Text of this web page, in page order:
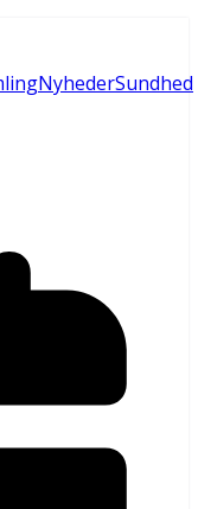
NyhederSundhed